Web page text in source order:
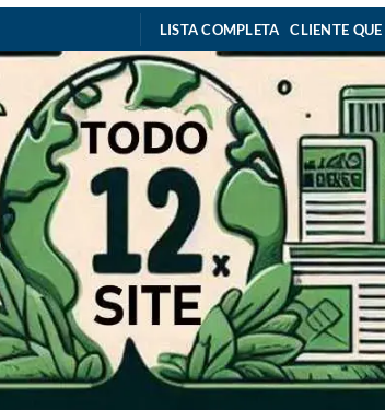
LISTA COMPLETA CLIENTE QUE